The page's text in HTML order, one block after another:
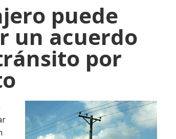
puede
un acuerdo
por